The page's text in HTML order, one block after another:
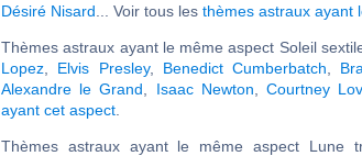
Désiré Nisard ... Voir tous les thèmes astraux ayant
Thèmes astraux ayant le même aspect Soleil
Lopez
Elvis Presley, Benedict Cumberbatch
Alexandre le Grand
Isaac Newton ,Courtney
ayant cet aspect
Thèmes astraux ayant le même aspect Lune